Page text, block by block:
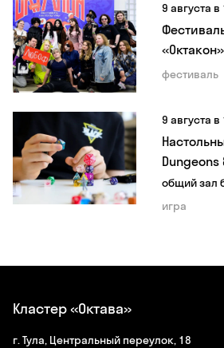
9 августа в
«Октакон»
фестиваль
9 августа в
Dungeons
общий зал
игра
Кластер «Октава»
г. Тула, Центральный переулок, 18